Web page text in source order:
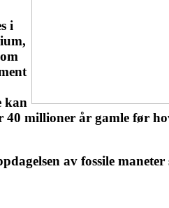
i
kan
millioner år gamle før
av fossile